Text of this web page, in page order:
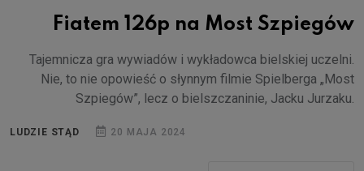
Fiatem 126p na Most Szpiegów
Tajemnicza gra wywiadów i wykładowca bielskiej uczelni.
Nie, to nie opowieść o słynnym filmie Spielberga „Most
Szpiegów”, lecz o bielszczaninie, Jacku Jurzaku.
LUDZIE STĄD 20 MAJA 2024